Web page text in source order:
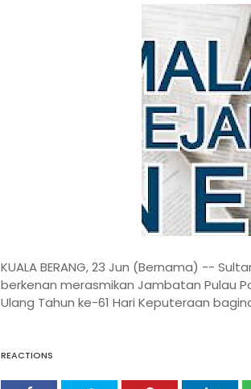
KUALA BERANG, 23 Jun (Bernama) --
berkenan merasmikan Jambatan Pulau
Ulang Tahun ke-61 Hari Keputeraan
REACTIONS